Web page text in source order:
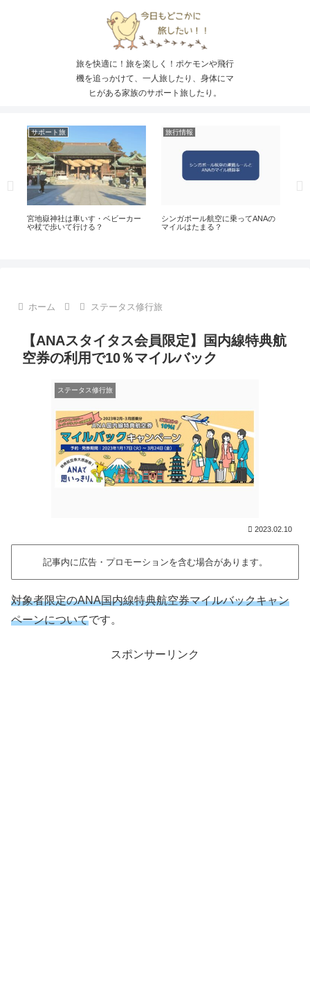
旅を快適に！旅を楽しく！ポケモンや飛行
機を追っかけて、一人旅したり、身体にマ
ヒがある家族のサポート旅したり。
サポート旅
宮地嶽神社は車いす・ベビーカー
や杖で歩いて行ける？
旅行情報
シンガポール航空に乗ってANAの
マイルはたまる？
ホーム ステータス修行旅
【ANAスタイタス会員限定】国内線特典航
空券の利用で10％マイルバック
ステータス修行旅
2023.02.10
記事内に広告・プロモーションを含む場合があります。
対象者限定のANA国内線特典航空券マイルバックキャン
ペーンについてです。
スポンサーリンク